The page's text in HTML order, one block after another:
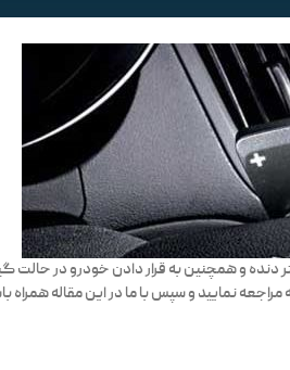
و همچنین به قرار دادن خودرو در حالت
مراجعه نمایید و سپس با ما در این مقاله همراه